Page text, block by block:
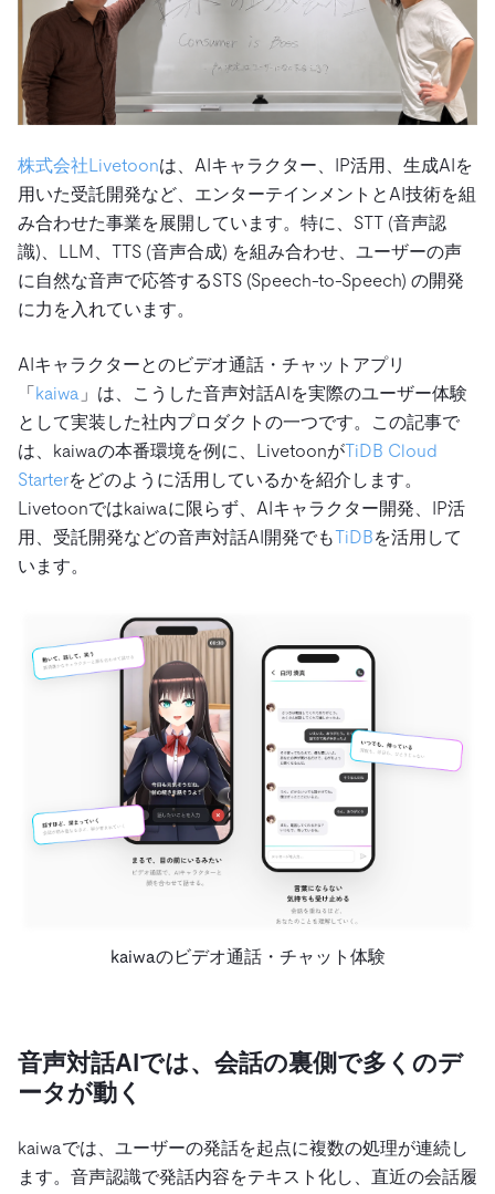
株式会社Livetoonは、AIキャラクター、IP活用、生成AIを
用いた受託開発など、エンターテインメントとAI技術を組
み合わせた事業を展開しています。特に、STT (音声認
識)、LLM、TTS (音声合成) を組み合わせ、ユーザーの声
に自然な音声で応答するSTS (Speech-to-Speech) の開発
に力を入れています。
AIキャラクターとのビデオ通話・チャットアプリ
「kaiwa 」は、こうした音声対話AIを実際のユーザー体験
として実装した社内プロダクトの一つです。この記事で
は、kaiwaの本番環境を例に、LivetoonがTiDB Cloud
Starterをどのように活用しているかを紹介します。
Livetoonではkaiwaに限らず、AIキャラクター開発、IP活
用、受託開発などの音声対話AI開発でもTiDBを活用して
います。
kaiwaのビデオ通話・チャット体験
音声対話AIでは、会話の裏側で多くのデ
ータが動く
kaiwaでは、ユーザーの発話を起点に複数の処理が連続し
ます。音声認識で発話内容をテキスト化し、直近の会話履